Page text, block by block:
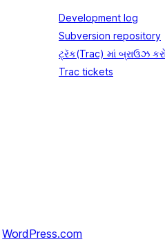
Development log
Subversion repository
ટ્રૅક(Trac) માં બ્રાઉઝ કરો
Trac tickets
WordPress.com